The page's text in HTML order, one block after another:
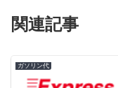
関連記事
ガソリン代